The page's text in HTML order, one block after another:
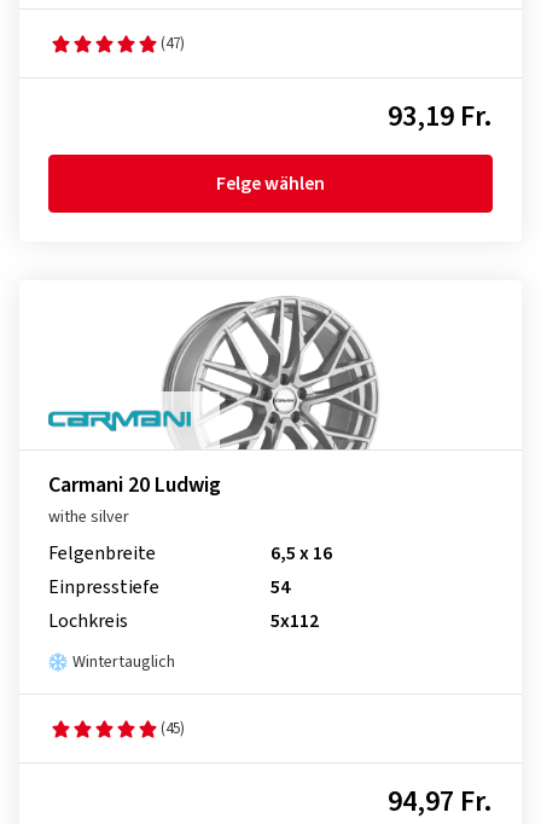
(47)
93,19 Fr.
Felge wählen
Carmani 20 Ludwig
withe silver
Felgenbreite
6,5 x 16
Einpresstiefe
54
Lochkreis
5x112
Wintertauglich
(45)
94,97 Fr.